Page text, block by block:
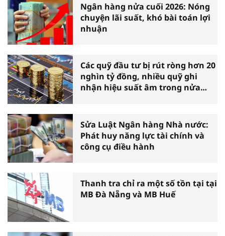
Ngân hàng nửa cuối 2026: Nóng
chuyện lãi suất, khó bài toán lợi
nhuận
Các quỹ đầu tư bị rút ròng hơn 20
nghìn tỷ đồng, nhiều quỹ ghi
nhận hiệu suất âm trong nửa
Sửa Luật Ngân hàng Nhà nước:
Phát huy năng lực tài chính và
công cụ điều hành
Thanh tra chỉ ra một số tồn tại tại
MB Đà Nẵng và MB Huế